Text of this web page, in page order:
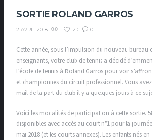
SORTIE ROLAND GARROS
2 AVRIL 2018 20 0
Cette année, sous l’impulsion du nouveau bureau
enseignants, votre club de tennis a décidé
l’école de tennis à Roland Garros pour voir
et championnes du circuit professionnel. Vous
mail de la part du club il y a quelques jours à ce
Voici les modalités de participation à cette sortie.
disponibles avec accès au court n°1 pour la
mai 2018 (et les courts annexes). Les enfants nés